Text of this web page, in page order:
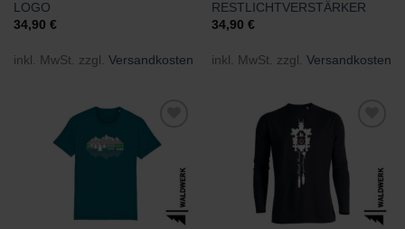
LOGO
34,90 €
inkl. MwSt. zzgl. Versandkosten
RESTLICHTVERSTÄRKER
34,90 €
inkl. MwSt. zzgl. Versandkosten
Zu
Wunschliste
hinzufügen
Wunschliste
hinzufügen